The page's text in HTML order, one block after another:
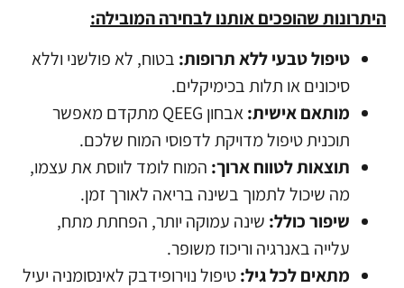
היתרונות שהופכים אותנו לבחירה המובילה:
טיפול טבעי ללא תרופות: בטוח, לא פולשני וללא
סיכונים או תלות בכימיקלים.
מותאם אישית:
אבחון QEEG מתקדם מאפשר
תוכנית טיפול מדויקת לדפוסי המוח שלכם.
תוצאות לטווח ארוך: המוח לומד לווסת את עצמו,
מה שיכול לתמוך בשינה בריאה לאורך זמן.
שיפור כולל: שינה עמוקה יותר, הפחתת מתח,
עלייה באנרגיה וריכוז משופר.
מתאים לכל גיל:טיפול נוירופידבק לאינסומניה יעיל